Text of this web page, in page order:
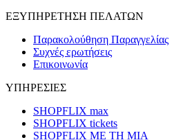
ΕΞΥΠΗΡΕΤΗΣΗ ΠΕΛΑΤΩΝ
Παρακολούθηση Παραγγελίας
Συχνές ερωτήσεις
Επικοινωνία
ΥΠΗΡΕΣΙΕΣ
SHOPFLIX max
SHOPFLIX tickets
SHOPFLIX ΜΕ ΤΗ ΜΙΑ